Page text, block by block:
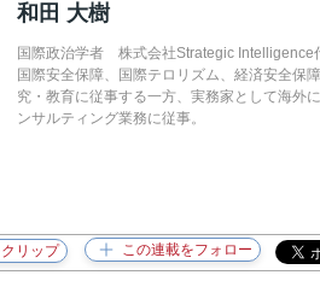
和田 大樹
国際政治学者 株式会社Strategic Intelligence
国際安全保障、国際テロリズム、経済安全保
究・教育に従事する一方、実務家として海外
ンサルティング業務に従事。